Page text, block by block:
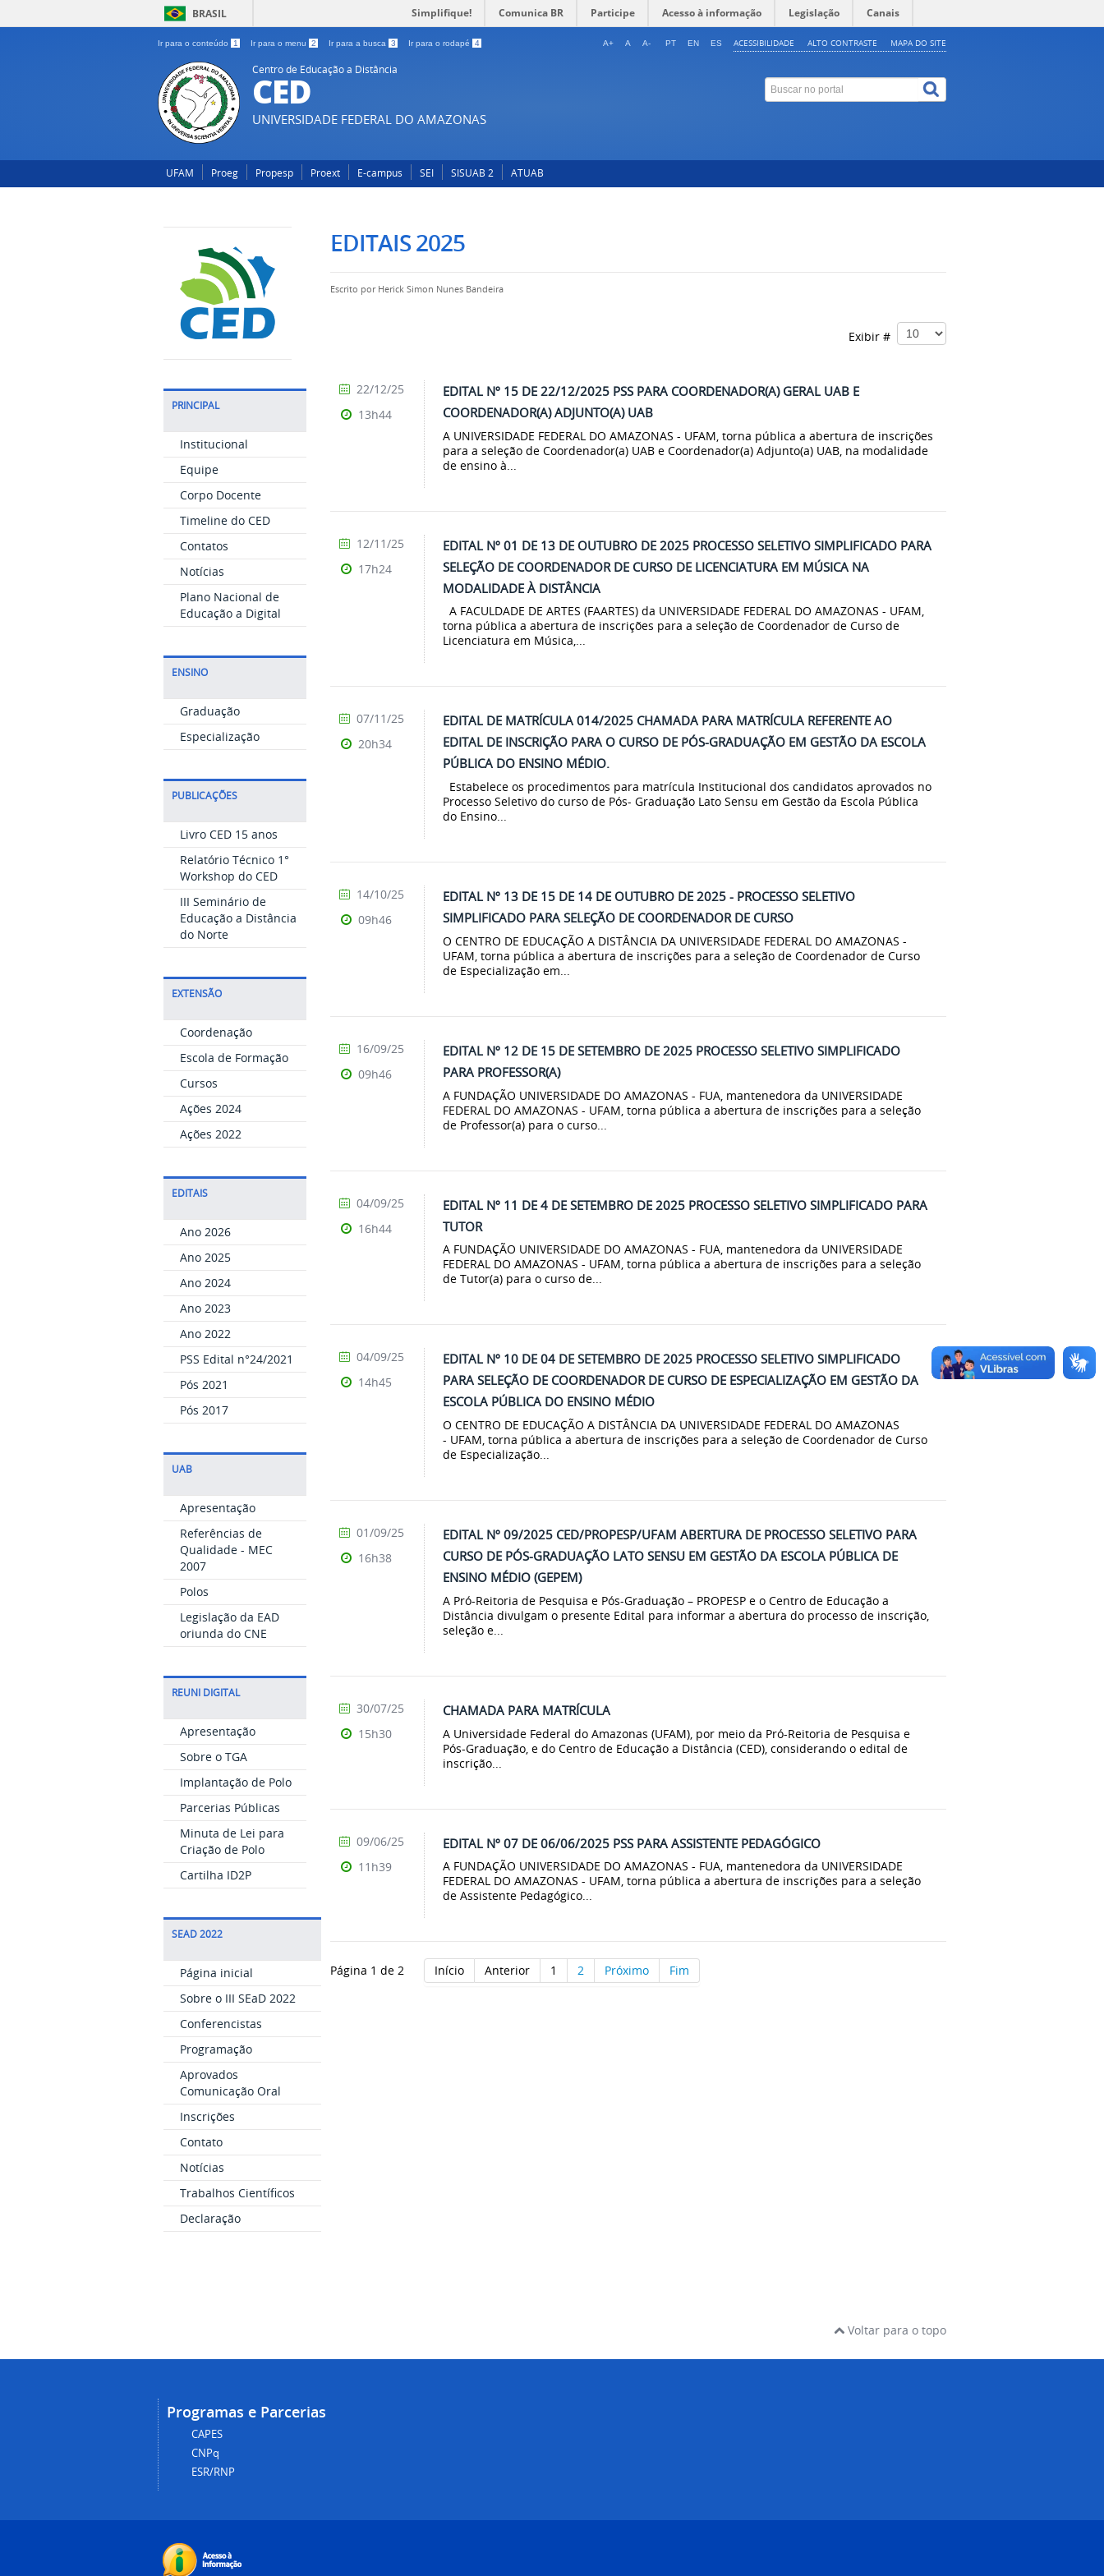
BRASIL Simplifique! Comunica BR Participe Acesso à informação Legislação Canais
Ir para o conteúdo 1 Ir para o menu 2 Ir para a busca 3 Ir para o rodapé 4 ACESSIBILIDADE ALTO CONTRASTE MAPA DO SITE
A+ A A- PT EN ES
Centro de Educação a Distância
CED
UNIVERSIDADE FEDERAL DO AMAZONAS
UFAM Proeg Propesp Proext E-campus SEI SISUAB 2 ATUAB
PRINCIPAL
Institucional
Equipe
Corpo Docente
Timeline do CED
Contatos
Notícias
Plano Nacional de
Educação a Digital
ENSINO
Graduação
Especialização
PUBLICAÇÕES
Livro CED 15 anos
Relatório Técnico 1°
Workshop do CED
III Seminário de
Educação a Distância
do Norte
EXTENSÃO
Coordenação
Escola de Formação
Cursos
Ações 2024
Ações 2022
EDITAIS
Ano 2026
Ano 2025
Ano 2024
Ano 2023
Ano 2022
PSS Edital n°24/2021
Pós 2021
Pós 2017
UAB
Apresentação
Referências de
Qualidade - MEC
2007
Polos
Legislação da EAD
oriunda do CNE
REUNI DIGITAL
Apresentação
Sobre o TGA
Implantação de Polo
Parcerias Públicas
Minuta de Lei para
Criação de Polo
Cartilha ID2P
SEAD 2022
Página inicial
Sobre o III SEaD 2022
Conferencistas
Programação
Aprovados
Comunicação Oral
Inscrições
Contato
Notícias
Trabalhos Científicos
Declaração
EDITAIS 2025
Escrito por Herick Simon Nunes Bandeira
Exibir #
EDITAL Nº 15 DE 22/12/2025 PSS PARA COORDENADOR(A) GERAL UAB E
COORDENADOR(A) ADJUNTO(A) UAB
A UNIVERSIDADE FEDERAL DO AMAZONAS - UFAM, torna pública a abertura de inscrições
para a seleção de Coordenador(a) UAB e Coordenador(a) Adjunto(a) UAB, na modalidade
de ensino à...
22/12/25
13h44
EDITAL Nº 01 DE 13 DE OUTUBRO DE 2025 PROCESSO SELETIVO SIMPLIFICADO PARA
SELEÇÃO DE COORDENADOR DE CURSO DE LICENCIATURA EM MÚSICA NA
MODALIDADE À DISTÂNCIA
A FACULDADE DE ARTES (FAARTES) da UNIVERSIDADE FEDERAL DO AMAZONAS - UFAM,
torna pública a abertura de inscrições para a seleção de Coordenador de Curso de
Licenciatura em Música,...
12/11/25
17h24
EDITAL DE MATRÍCULA 014/2025 CHAMADA PARA MATRÍCULA REFERENTE AO
EDITAL DE INSCRIÇÃO PARA O CURSO DE PÓS-GRADUAÇÃO EM GESTÃO DA ESCOLA
PÚBLICA DO ENSINO MÉDIO.
Estabelece os procedimentos para matrícula Institucional dos candidatos aprovados no
Processo Seletivo do curso de Pós- Graduação Lato Sensu em Gestão da Escola Pública
do Ensino...
07/11/25
20h34
EDITAL Nº 13 DE 15 DE 14 DE OUTUBRO DE 2025 - PROCESSO SELETIVO
SIMPLIFICADO PARA SELEÇÃO DE COORDENADOR DE CURSO
O CENTRO DE EDUCAÇÃO A DISTÂNCIA DA UNIVERSIDADE FEDERAL DO AMAZONAS -
UFAM, torna pública a abertura de inscrições para a seleção de Coordenador de Curso
de Especialização em...
14/10/25
09h46
EDITAL Nº 12 DE 15 DE SETEMBRO DE 2025 PROCESSO SELETIVO SIMPLIFICADO
PARA PROFESSOR(A)
A FUNDAÇÃO UNIVERSIDADE DO AMAZONAS - FUA, mantenedora da UNIVERSIDADE
FEDERAL DO AMAZONAS - UFAM, torna pública a abertura de inscrições para a seleção
de Professor(a) para o curso...
16/09/25
09h46
EDITAL Nº 11 DE 4 DE SETEMBRO DE 2025 PROCESSO SELETIVO SIMPLIFICADO PARA
TUTOR
A FUNDAÇÃO UNIVERSIDADE DO AMAZONAS - FUA, mantenedora da UNIVERSIDADE
FEDERAL DO AMAZONAS - UFAM, torna pública a abertura de inscrições para a seleção
de Tutor(a) para o curso de...
04/09/25
16h44
EDITAL Nº 10 DE 04 DE SETEMBRO DE 2025 PROCESSO SELETIVO SIMPLIFICADO
PARA SELEÇÃO DE COORDENADOR DE CURSO DE ESPECIALIZAÇÃO EM GESTÃO DA
ESCOLA PÚBLICA DO ENSINO MÉDIO
O CENTRO DE EDUCAÇÃO A DISTÂNCIA DA UNIVERSIDADE FEDERAL DO AMAZONAS
- UFAM, torna pública a abertura de inscrições para a seleção de Coordenador de Curso
de Especialização...
04/09/25
14h45
EDITAL Nº 09/2025 CED/PROPESP/UFAM ABERTURA DE PROCESSO SELETIVO PARA
CURSO DE PÓS-GRADUAÇÃO LATO SENSU EM GESTÃO DA ESCOLA PÚBLICA DE
ENSINO MÉDIO (GEPEM)
A Pró-Reitoria de Pesquisa e Pós-Graduação – PROPESP e o Centro de Educação a
Distância divulgam o presente Edital para informar a abertura do processo de inscrição,
seleção e...
01/09/25
16h38
CHAMADA PARA MATRÍCULA
A Universidade Federal do Amazonas (UFAM), por meio da Pró-Reitoria de Pesquisa e
Pós-Graduação, e do Centro de Educação a Distância (CED), considerando o edital de
inscrição...
30/07/25
15h30
EDITAL Nº 07 DE 06/06/2025 PSS PARA ASSISTENTE PEDAGÓGICO
A FUNDAÇÃO UNIVERSIDADE DO AMAZONAS - FUA, mantenedora da UNIVERSIDADE
FEDERAL DO AMAZONAS - UFAM, torna pública a abertura de inscrições para a seleção
de Assistente Pedagógico...
09/06/25
11h39
Página 1 de 2 Início Anterior 1 2 Próximo Fim
Voltar para o topo
Programas e Parcerias
CAPES
CNPq
ESR/RNP